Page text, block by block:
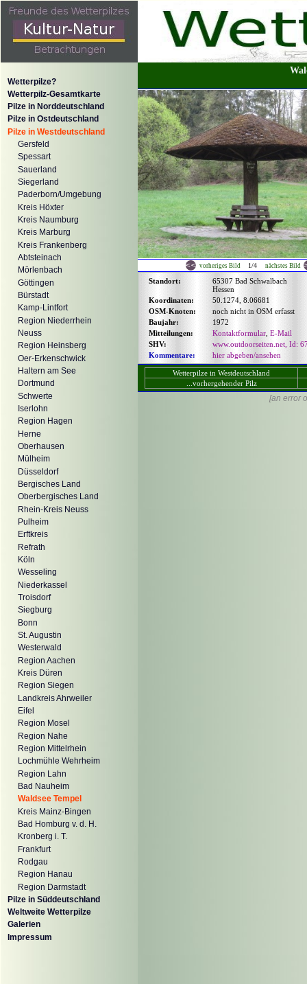
Wetterpilze?
Wetterpilz-Gesamtkarte
Pilze in Norddeutschland
Pilze in Ostdeutschland
Pilze in Westdeutschland
Gersfeld
Spessart
Sauerland
Siegerland
Paderborn/Umgebung
Kreis Höxter
Kreis Naumburg
Kreis Marburg
Kreis Frankenberg
Abtsteinach
Mörlenbach
Göttingen
Bürstadt
Kamp-Lintfort
Region Niederrhein
Neuss
Region Heinsberg
Oer-Erkenschwick
Haltern am See
Dortmund
Schwerte
Iserlohn
Region Hagen
Herne
Oberhausen
Mülheim
Düsseldorf
Bergisches Land
Oberbergisches Land
Rhein-Kreis Neuss
Pulheim
Erftkreis
Refrath
Köln
Wesseling
Niederkassel
Troisdorf
Siegburg
Bonn
St. Augustin
Westerwald
Region Aachen
Kreis Düren
Region Siegen
Landkreis Ahrweiler
Eifel
Region Mosel
Region Nahe
Region Mittelrhein
Lochmühle Wehrheim
Region Lahn
Bad Nauheim
Waldsee Tempel
Kreis Mainz-Bingen
Bad Homburg v. d. H.
Kronberg i. T.
Frankfurt
Rodgau
Region Hanau
Region Darmstadt
Pilze in Süddeutschland
Weltweite Wetterpilze
Galerien
Impressum
vorheriges Bild 1/4 nächstes Bild
Standort:
65307 Bad Schwalbach
Hessen
Koordinaten:
50.1274, 8.06681
OSM-Knoten:
noch nicht in OSM erfasst
Baujahr:
1972
Mitteilungen:
Kontaktformular E-Mail
SHV:
www.outdoorseiten.net, Id:
Kommentare:
hier abgeben/ansehen
Wetterpilze in Westdeutschland
...vorhergehender Pilz
[an error